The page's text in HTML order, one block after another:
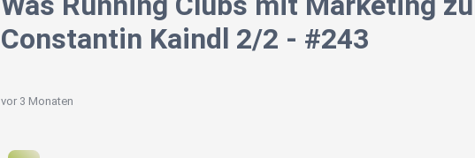
Constantin Kaindl 2/2 - #243
vor 3 Monaten